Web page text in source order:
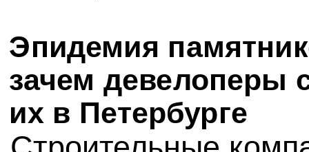
Эпидемия
зачем девелоперы
их в Петербурге